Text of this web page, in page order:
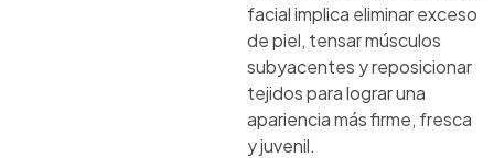
facial implica eliminar exceso
de piel, tensar músculos
subyacentes y reposicionar
tejidos para lograr una
apariencia más firme, fresca
y juvenil.